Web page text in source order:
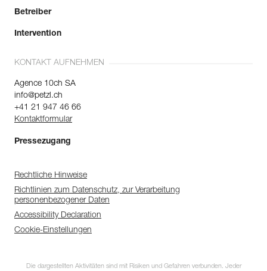
Betreiber
Intervention
KONTAKT AUFNEHMEN
Agence 10ch SA
info@petzl.ch
+41 21 947 46 66
Kontaktformular
Pressezugang
Rechtliche Hinweise
Richtlinien zum Datenschutz, zur Verarbeitung
personenbezogener Daten
Accessibility Declaration
Cookie-Einstellungen
Die dargestellten Aktivitäten sind mit Risiken und Gefahren verbunden. Jeder